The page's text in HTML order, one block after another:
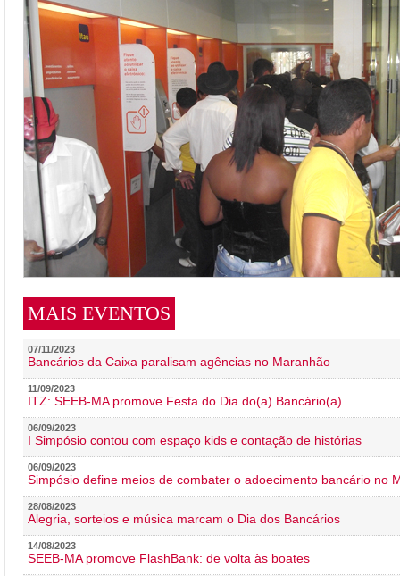
MAIS EVENTOS
07/11/2023
Bancários da Caixa paralisam agências no Maranhão
11/09/2023
ITZ: SEEB-MA promove Festa do Dia do(a) Bancário(a)
06/09/2023
I Simpósio contou com espaço kids e contação de histórias
06/09/2023
Simpósio define meios de combater o adoecimento bancário no
28/08/2023
Alegria, sorteios e música marcam o Dia dos Bancários
14/08/2023
SEEB-MA promove FlashBank: de volta às boates